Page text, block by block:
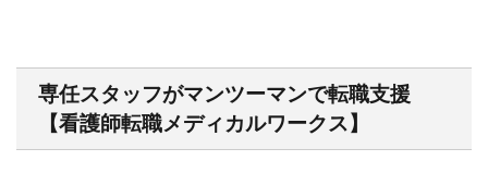
専任スタッフがマンツーマンで転職支援
【看護師転職メディカルワークス】